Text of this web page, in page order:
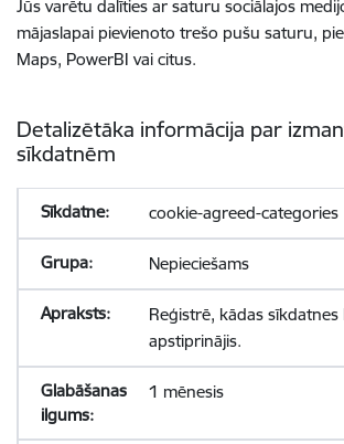
Jūs varētu dalīties ar saturu sociālajos
mājaslapai pievienoto trešo pušu saturu,
Maps, PowerBI vai citus.
Detalizētāka informācija par
sīkdatnēm
cookie-agreed-categories
Nepieciešams
Reģistrē, kādas sīkdatnes
apstiprinājis.
1 mēnesis